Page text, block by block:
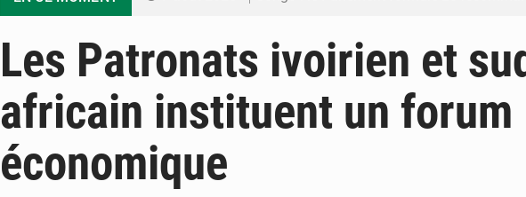
7 août 2026 Congo : la Grande foire agricole pour renforcer la
7 août 2026 Congo-RDC : Brazzaville et Kinshasa renforcent leur
6 août 2026
Les Patronats ivoirien et
africain instituent un forum
économique